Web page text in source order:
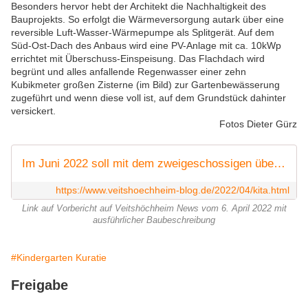
Besonders hervor hebt der Architekt die Nachhaltigkeit des
Bauprojekts. So erfolgt die Wärmeversorgung autark über eine
reversible Luft-Wasser-Wärmepumpe als Splitgerät. Auf dem
Süd-Ost-Dach des Anbaus wird eine PV-Anlage mit ca. 10kWp
errichtet mit Überschuss-Einspeisung. Das Flachdach wird
begrünt und alles anfallende Regenwasser einer zehn
Kubikmeter großen Zisterne (im Bild) zur Gartenbewässerung
zugeführt und wenn diese voll ist, auf dem Grundstück dahinter
versickert.
Fotos Dieter Gürz
Im Juni 2022 soll mit dem zweigeschossigen über 1,8 Mio. Euro teuren Flachdachanbau an den Kuratiekindergarten begonnen werden - Gemeinde rechnet mit einem staatlichen Zuschuss von 500.000 Euro - Veitshöchheim News
https://www.veitshoechheim-blog.de/2022/04/kita.html
Link auf Vorbericht auf Veitshöchheim News vom 6. April 2022 mit
ausführlicher Baubeschreibung
#Kindergarten Kuratie
Freigabe